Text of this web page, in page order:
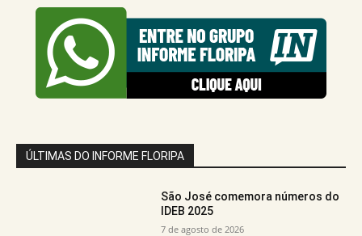
ÚLTIMAS DO INFORME FLORIPA
São José comemora números do
IDEB 2025
7 de agosto de 2026